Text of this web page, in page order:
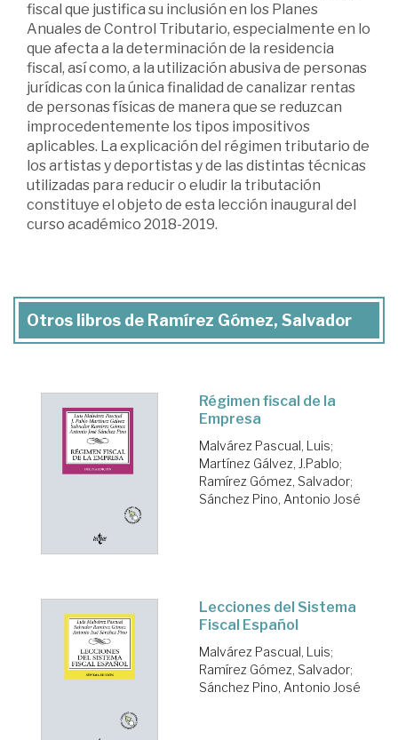
fiscal que justifica su inclusión en los Planes
Anuales de Control Tributario, especialmente en lo
que afecta a la determinación de la residencia
fiscal, así como, a la utilización abusiva de personas
jurídicas con la única finalidad de canalizar rentas
de personas físicas de manera que se reduzcan
improcedentemente los tipos impositivos
aplicables. La explicación del régimen tributario de
los artistas y deportistas y de las distintas técnicas
utilizadas para reducir o eludir la tributación
constituye el objeto de esta lección inaugural del
curso académico 2018-2019.
Otros libros de Ramírez Gómez, Salvador
Régimen fiscal de la
Empresa
Malvárez Pascual, Luis;
Martínez Gálvez, J.Pablo;
Ramírez Gómez, Salvador;
Sánchez Pino, Antonio José
Lecciones del Sistema
Fiscal Español
Malvárez Pascual, Luis;
Ramírez Gómez, Salvador;
Sánchez Pino, Antonio José